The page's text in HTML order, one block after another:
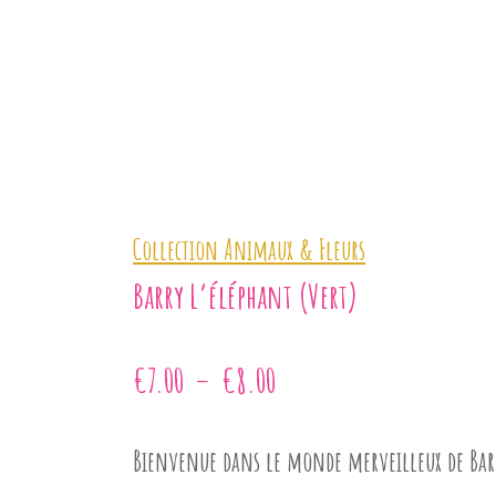
Collection Animaux & Fleurs
Barry L’éléphant (vert)
€7.00 – €8.00
prix :
Bienvenue dans le monde merveilleux de